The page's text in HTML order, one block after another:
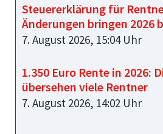
Steuererklärung für
Änderungen bringen 2026
7. August 2026, 15:04 Uhr
1.350 Euro Rente in 2026:
übersehen viele Rentner
7. August 2026, 14:02 Uhr